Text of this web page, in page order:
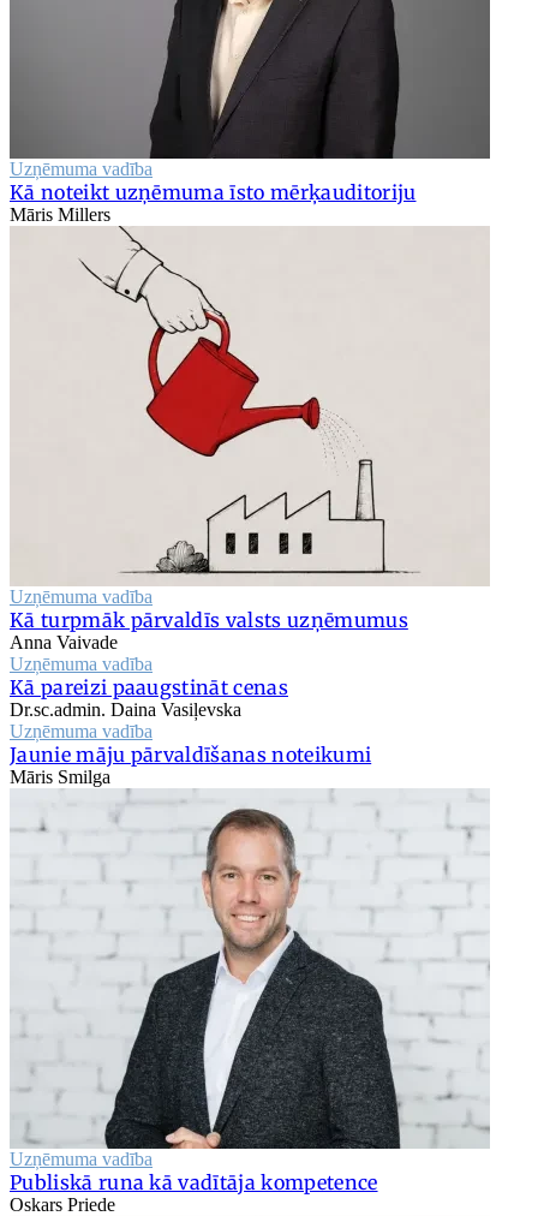
Uzņēmuma vadība
Kā noteikt uzņēmuma īsto mērķauditoriju
Māris Millers
Uzņēmuma vadība
Kā turpmāk pārvaldīs valsts uzņēmumus
Anna Vaivade
Uzņēmuma vadība
Kā pareizi paaugstināt cenas
Dr.sc.admin. Daina Vasiļevska
Uzņēmuma vadība
Jaunie māju pārvaldīšanas noteikumi
Māris Smilga
Uzņēmuma vadība
Publiskā runa kā vadītāja kompetence
Oskars Priede